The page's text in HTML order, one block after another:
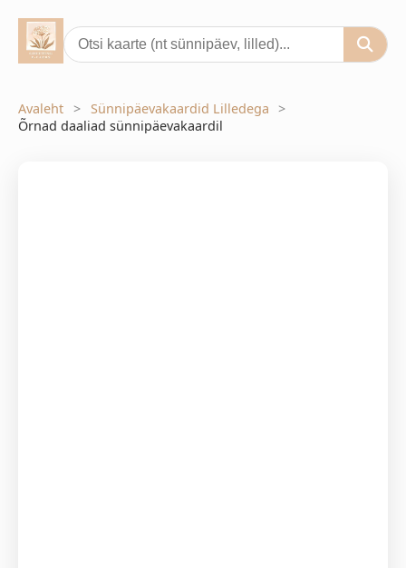
Avaleht
Sünnipäevakaardid Lilledega
Õrnad daaliad sünnipäevakaardil